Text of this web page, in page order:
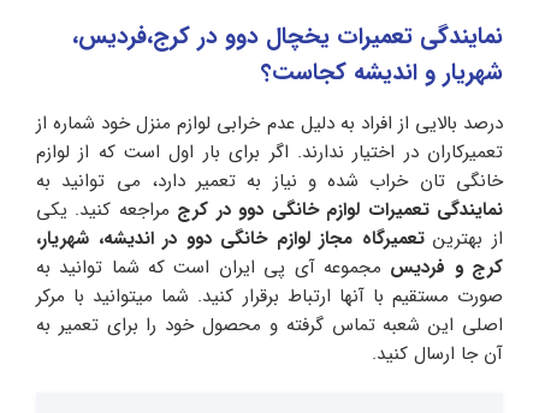
نمایندگی تعمیرات یخچال دوو در کرج،فردیس،
شهریار و اندیشه کجاست؟
درصد بالایی از افراد به دلیل عدم خرابی لوازم منزل خود شماره از
تعمیرکاران در اختیار ندارند. اگر برای بار اول است که از لوازم
خانگی تان خراب شده و نیاز به تعمیر دارد، می توانید به
نمایندگی تعمیرات لوازم خانگی دوو در کرج مراجعه کنید. یکی
از بهترینتعمیرگاه مجاز لوازم خانگی دوو در اندیشه، شهریار،
کرج و فردیس مجموعه آی پی ایران است که شما توانید به
صورت مستقیم با آنها ارتباط برقرار کنید. شما میتوانید با مرکر
اصلی این شعبه تماس گرفته و محصول خود را برای تعمیر به
آن جا ارسال کنید.